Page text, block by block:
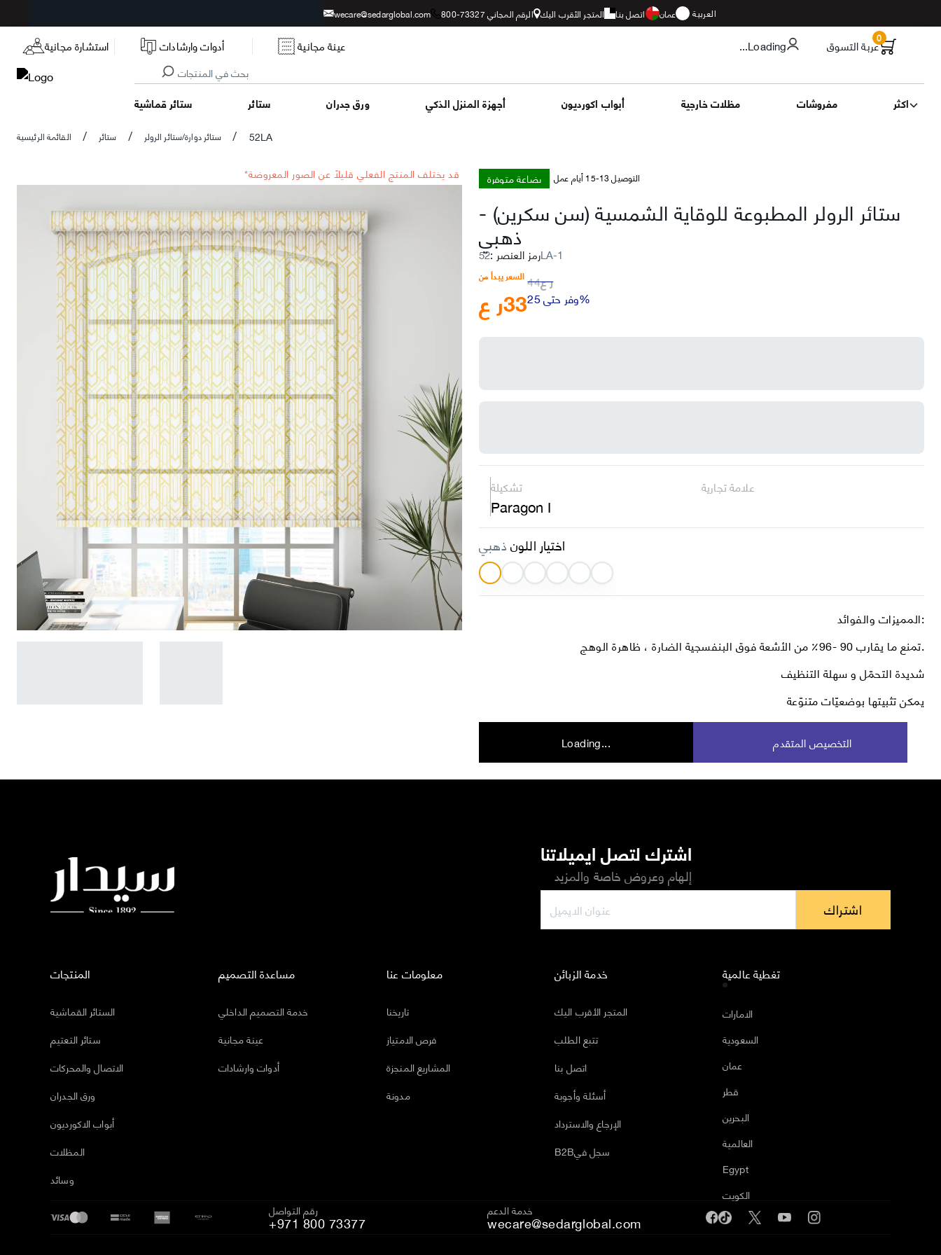
wecare@sedarglobal.com الرقم المجاني 73327-800 المتجر الأقرب اليك اتصل بنا عمان العربية
استشارة مجانية أدوات وارشادات عينة مجانية ...Loading عربة التسوق0
ستائر قماشية ستائر ورق جدران أجهزة المنزل الذكي أبواب اكورديون مظلات خارجية مفروشات اكثر
القائمة الرئيسية / ستائر / ستائر دوارة/ستائر الرولر / 52LA
*قد يختلف المنتج الفعلي قليلاً عن الصور المعروضة بضاعة متوفرة التوصيل 13-15 أيام عمل
ستائر الرولر المطبوعة للوقاية الشمسية (سن سكرين) -
ذهبي
رمز العنصر: 52LA-1
السعر يبدأ من
ر ع33
ر ع44
وفر حتى 25%
تشكيلة
Paragon I
علامة تجارية
اختيار اللونذهبي
المميزات والفوائد:
تمنع ما يقارب 90 -96٪ من الأشعة فوق البنفسجية الضارة ، ظاهرة الوهج.
شديدة التحمّل و سهلة التنظيف
يمكن تثبيتها بوضعيّات متنوّعة
Loading... التخصيص المتقدم
اشترك لتصل ايميلاتنا
إلهام وعروض خاصة والمزيد
اشتراك
المنتجات
الستائر القماشية
ستائر التعتيم
الاتصال والمحركات
ورق الجدران
أبواب الاكورديون
المظلات
وسائد
مساعدة التصميم
خدمة التصميم الداخلي
عينة مجانية
أدوات وارشادات
معلومات عنا
تاريخنا
فرص الامتياز
المشاريع المنجزة
مدونة
خدمة الزبائن
المتجر الأقرب اليك
تتبع الطلب
اتصل بنا
أسئلة وأجوبة
الإرجاع والاسترداد
B2Bسجل في
تغطية عالمية
الامارات
السعودية
عمان
قطر
البحرين
العالمية
Egypt
الكويت
رقم التواصل
+971 800 73377
خدمة الدعم
wecare@sedarglobal.com